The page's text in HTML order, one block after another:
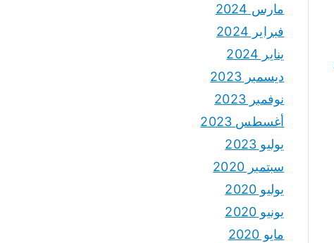
مارس 2024
فبراير 2024
يناير 2024
ديسمبر 2023
نوفمبر 2023
أغسطس 2023
يوليو 2023
سبتمبر 2020
يوليو 2020
يونيو 2020
مايو 2020